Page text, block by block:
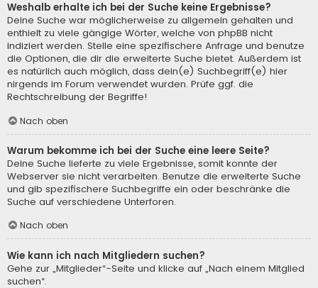
Weshalb erhalte ich bei der Suche keine Ergebnisse?
Deine Suche war möglicherweise zu allgemein gehalten und
enthielt zu viele gängige Wörter, welche von phpBB nicht
indiziert werden. Stelle eine spezifischere Anfrage und benutze
die Optionen, die dir die erweiterte Suche bietet. Außerdem ist
es natürlich auch möglich, dass dein(e) Suchbegriff(e) hier
nirgends im Forum verwendet wurden. Prüfe ggf. die
Rechtschreibung der Begriffe!
Nach oben
Warum bekomme ich bei der Suche eine leere Seite?
Deine Suche lieferte zu viele Ergebnisse, somit konnte der
Webserver sie nicht verarbeiten. Benutze die erweiterte Suche
und gib spezifischere Suchbegriffe ein oder beschränke die
Suche auf verschiedene Unterforen.
Nach oben
Wie kann ich nach Mitgliedern suchen?
Gehe zur „Mitglieder“-Seite und klicke auf „Nach einem Mitglied
suchen“.